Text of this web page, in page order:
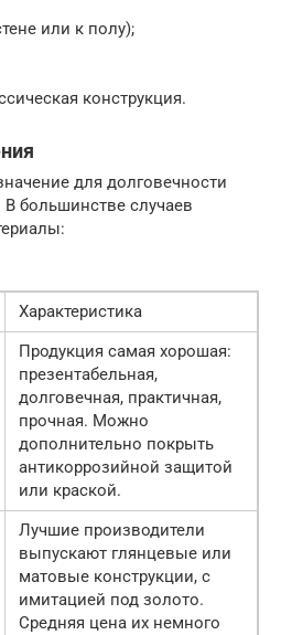
или к полу);
конструкция.
для долговечности
большинстве случаев
Характеристика
Продукция самая хорошая:
презентабельная,
долговечная, практичная,
прочная. Можно
дополнительно покрыть
антикоррозийной защитой
или краской.
Лучшие производители
выпускают глянцевые или
матовые конструкции, с
имитацией под золото.
Средняя цена их немного